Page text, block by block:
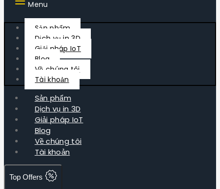
Menu
Sản phẩm
Dịch vụ in 3D
Giải pháp IoT
Blog
Về chúng tôi
Tài khoản
Sản phẩm
Dịch vụ in 3D
Giải pháp IoT
Blog
Về chúng tôi
Tài khoản
Top Offers